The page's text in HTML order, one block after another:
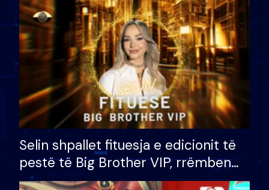
Selin shpallet fituesja e edicionit të
pestë të Big Brother VIP, rrëmben
çmimin e madh prej 100 mijë eurosh